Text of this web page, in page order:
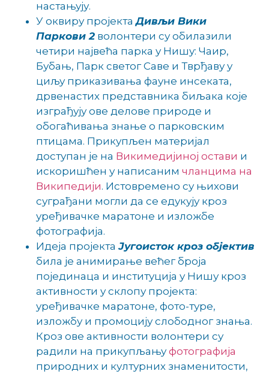
настањују.
У оквиру пројектаДивљи Вики
Паркови 2 волонтери су обилазили
четири највећа парка у Нишу: Чаир,
Бубањ, Парк светог Саве и Тврђаву у
циљу приказивања фауне инсеката,
дрвенастих представника биљака које
изграђују ове делове природе и
обогаћивања знање о парковским
птицама. Прикупљен материјал
доступан је на Викимедијиној остави и
искоришћен у написаним чланцима на
Википедији. Истовремено су њихови
суграђани могли да се едукују кроз
уређивачке маратоне и изложбе
фотографија.
Идеја пројектаЈугоисток кроз објектив
била је анимирање већег броја
појединаца и институција у Нишу кроз
активности у склопу пројекта:
уређивачке маратоне, фото-туре,
изложбу и промоцију слободног знања.
Кроз ове активности волонтери су
радили на прикупљањуфотографија
природних и културних знаменитости,